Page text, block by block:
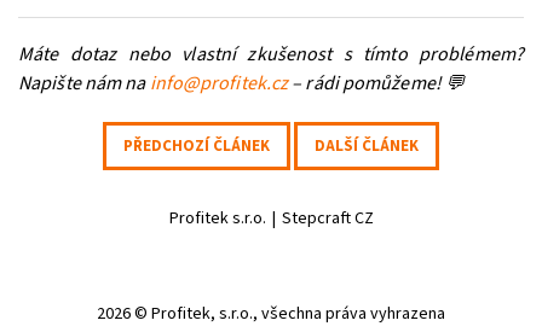
Máte dotaz nebo vlastní zkušenost s tímto problémem?
Napište nám nainfo@profitek.cz– rádi pomůžeme! 💬
PŘEDCHOZÍ ČLÁNEK DALŠÍ ČLÁNEK
Profitek s.r.o. | Stepcraft CZ
2026 © Profitek, s.r.o., všechna práva vyhrazena